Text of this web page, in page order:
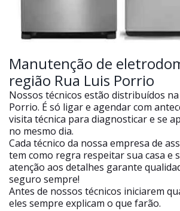
Manutenção de
região Rua Luis Porrio
Nossos técnicos estão distribuídos
Porrio. É só ligar e agendar com
visita técnica para diagnosticar e se
no mesmo dia.
Cada técnico da nossa empresa de
tem como regra respeitar sua casa e
atenção aos detalhes garante
seguro sempre!
Antes de nossos técnicos iniciarem
eles sempre explicam o que farão.